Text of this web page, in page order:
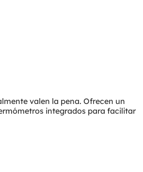
valen la pena. Ofrecen un
integrados para facilitar